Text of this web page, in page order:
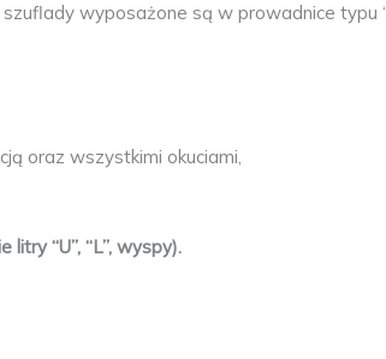
wyposażone są w prowadnice typu
oraz wszystkimi okuciami,
“U”, “L”, wyspy).